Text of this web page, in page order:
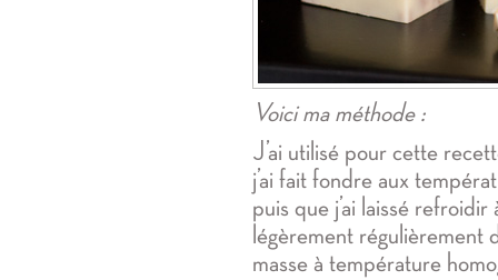
Voici ma méthode :
J’ai utilisé pour cette
j’ai fait fondre aux
puis que j’ai laissé
légèrement régulièrement
masse à température